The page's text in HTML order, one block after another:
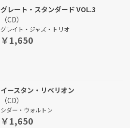
グレート・スタンダード VOL.3
（CD）
グレイト・ジャズ・トリオ
￥1,650
イースタン・リベリオン
（CD）
シダー・ウォルトン
￥1,650